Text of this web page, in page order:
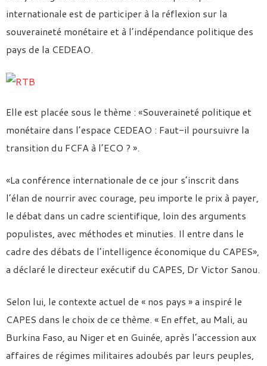
internationale est de participer à la réflexion sur la
souveraineté monétaire et à l’indépendance politique des
pays de la CEDEAO.
Elle est placée sous le thème : «Souveraineté politique et
monétaire dans l’espace CEDEAO : Faut-il poursuivre la
transition du FCFA à l’ECO ? ».
«La conférence internationale de ce jour s’inscrit dans
l’élan de nourrir avec courage, peu importe le prix à payer,
le débat dans un cadre scientifique, loin des arguments
populistes, avec méthodes et minuties. Il entre dans le
cadre des débats de l’intelligence économique du CAPES»,
a déclaré le directeur exécutif du CAPES, Dr Victor Sanou.
Selon lui, le contexte actuel de « nos pays » a inspiré le
CAPES dans le choix de ce thème. « En effet, au Mali, au
Burkina Faso, au Niger et en Guinée, après l’accession aux
affaires de régimes militaires adoubés par leurs peuples,